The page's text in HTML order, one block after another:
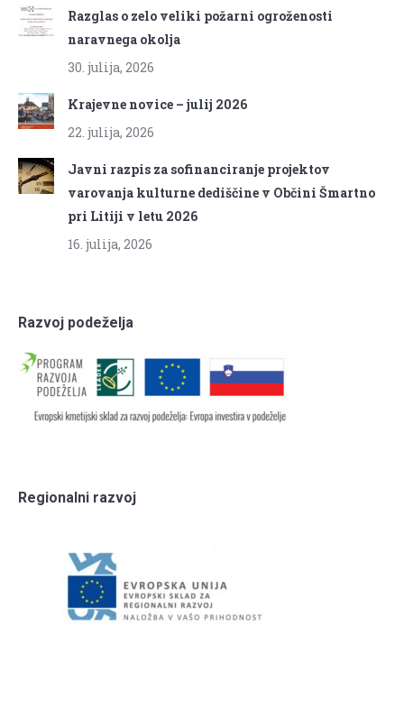
Razglas o zelo veliki požarni ogroženosti
naravnega okolja
30. julija, 2026
Krajevne novice – julij 2026
22. julija, 2026
Javni razpis za sofinanciranje projektov
varovanja kulturne dediščine v Občini Šmartno
pri Litiji v letu 2026
16. julija, 2026
Razvoj podeželja
Regionalni razvoj